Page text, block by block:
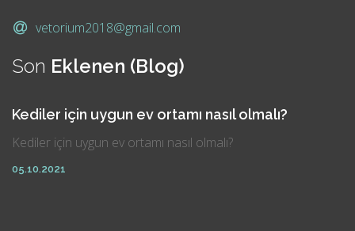
vetorium2018@gmail.com
Son Eklenen (Blog)
Kediler için uygun ev ortamı nasıl olmalı?
Kediler için uygun ev ortamı nasıl olmalı?
05.10.2021